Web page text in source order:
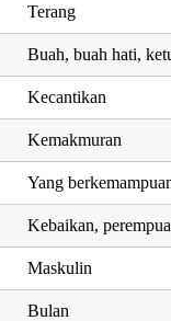
Terang
Buah, buah hati,
Kecantikan
Kemakmuran
Yang
Kebaikan,
Maskulin
Bulan